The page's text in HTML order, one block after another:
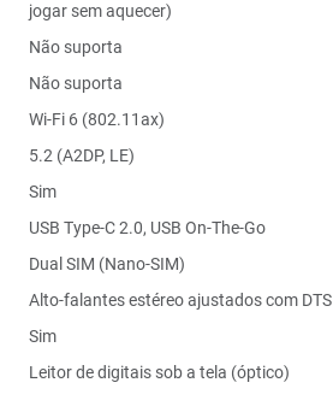
jogar sem aquecer)
Não suporta
Não suporta
Wi-Fi 6 (802.11ax)
5.2 (A2DP, LE)
Sim
USB Type-C 2.0, USB On-The-Go
Dual SIM (Nano-SIM)
Alto-falantes estéreo ajustados com DTS
Sim
Leitor de digitais sob a tela (óptico)